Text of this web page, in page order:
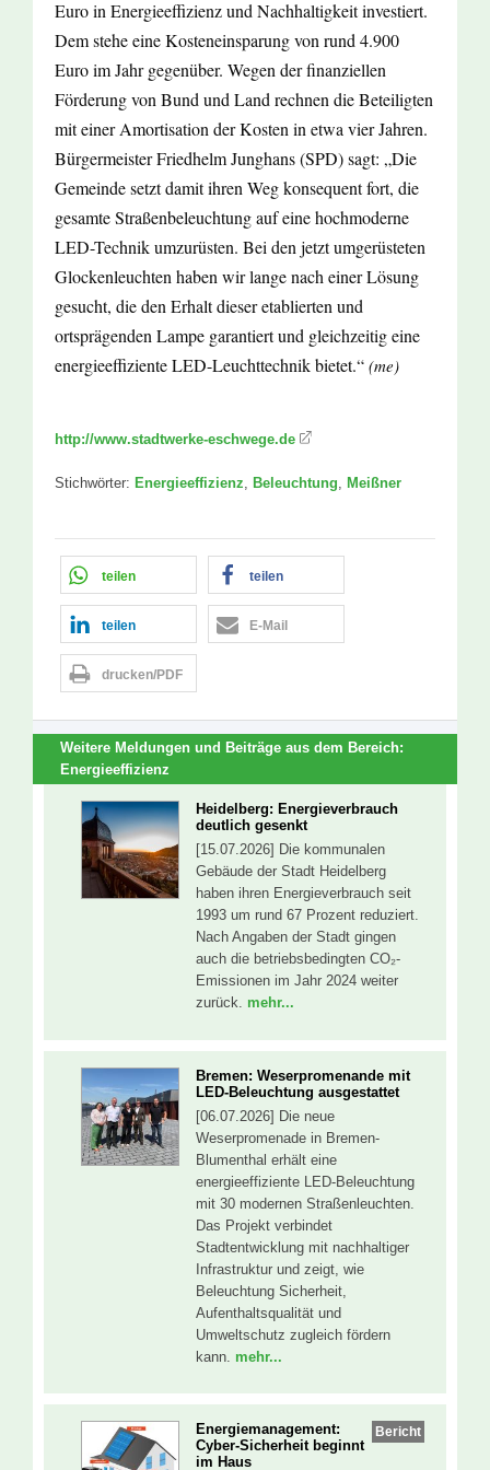
Euro in Energieeffizienz und Nachhaltigkeit investiert.
Dem stehe eine Kosteneinsparung von rund 4.900
Euro im Jahr gegenüber. Wegen der finanziellen
Förderung von Bund und Land rechnen die Beteiligten
mit einer Amortisation der Kosten in etwa vier Jahren.
Bürgermeister Friedhelm Junghans (SPD) sagt: „Die
Gemeinde setzt damit ihren Weg konsequent fort, die
gesamte Straßenbeleuchtung auf eine hochmoderne
LED-Technik umzurüsten. Bei den jetzt umgerüsteten
Glockenleuchten haben wir lange nach einer Lösung
gesucht, die den Erhalt dieser etablierten und
ortsprägenden Lampe garantiert und gleichzeitig eine
energieeffiziente LED-Leuchttechnik bietet.“ (me)
http://www.stadtwerke-eschwege.de
Stichwörter: Energieeffizienz Beleuchtung Meißner
teilen teilen
teilen E-Mail
drucken/PDF
Weitere Meldungen und Beiträge aus dem Bereich:
Energieeffizienz
Heidelberg: Energieverbrauch
deutlich gesenkt
[15.07.2026] Die kommunalen
Gebäude der Stadt Heidelberg
haben ihren Energieverbrauch seit
1993 um rund 67 Prozent reduziert.
Nach Angaben der Stadt gingen
auch die betriebsbedingten CO₂-
Emissionen im Jahr 2024 weiter
zurück. mehr...
Bremen: Weserpromenande mit
LED-Beleuchtung ausgestattet
[06.07.2026] Die neue
Weserpromenade in Bremen-
Blumenthal erhält eine
energieeffiziente LED-Beleuchtung
mit 30 modernen Straßenleuchten.
Das Projekt verbindet
Stadtentwicklung mit nachhaltiger
Infrastruktur und zeigt, wie
Beleuchtung Sicherheit,
Aufenthaltsqualität und
Umweltschutz zugleich fördern
kann. mehr...
Bericht
Energiemanagement:
Cyber-Sicherheit beginnt
im Haus